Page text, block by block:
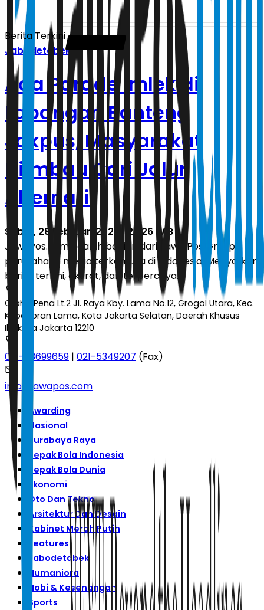
Berita Terkini
Jabodetabek
Ada Parade Imlek di
Lapangan Banteng
Jakpus, Masyarakat
Diimbau Cari Jalur
Alternatif
Sabtu, 28 Februari 2026 | 23.26 WIB
JawaPos.com adalah bagian dari Jawa Pos Group,
perusahaan media terkemuka di Indonesia. Menyajikan
berita terkini, akurat, dan terpercaya.
Graha Pena Lt.2 Jl. Raya Kby. Lama No.12, Grogol Utara, Kec.
Kebayoran Lama, Kota Jakarta Selatan, Daerah Khusus
Ibukota Jakarta 12210
021-53699659 | 021-5349207 (Fax)
info@jawapos.com
Awarding
Nasional
Surabaya Raya
Sepak Bola Indonesia
Sepak Bola Dunia
Ekonomi
Oto Dan Tekno
Arsitektur Dan Desain
Kabinet Merah Putih
Features
Jabodetabek
Humaniora
Hobi & Kesenangan
Sports